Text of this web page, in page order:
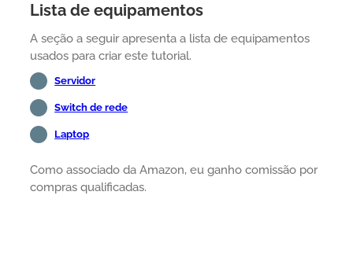
Lista de equipamentos
A seção a seguir apresenta a lista de equipamentos
usados para criar este tutorial.
Servidor
Switch de rede
Laptop
Como associado da Amazon, eu ganho comissão por
compras qualificadas.